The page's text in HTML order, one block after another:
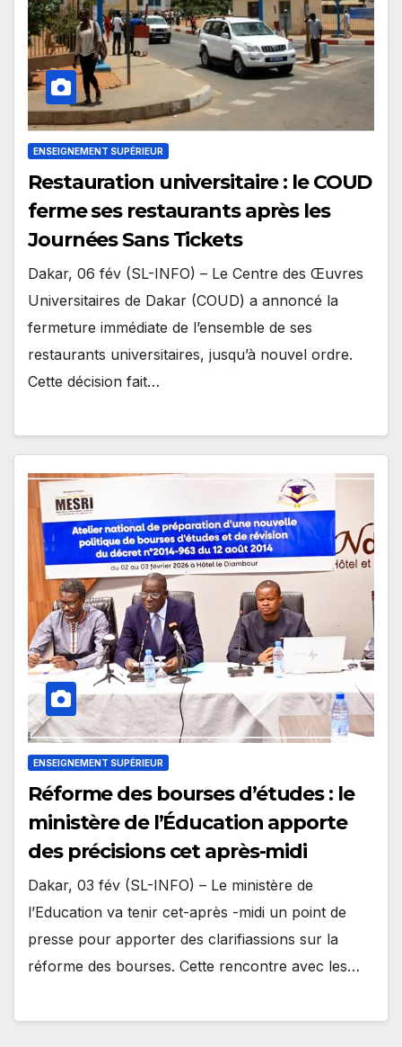
ENSEIGNEMENT SUPÉRIEUR
Restauration universitaire : le COUD
ferme ses restaurants après les
Journées Sans Tickets
Dakar, 06 fév (SL-INFO) – Le Centre des Œuvres
Universitaires de Dakar (COUD) a annoncé la
fermeture immédiate de l’ensemble de ses
restaurants universitaires, jusqu’à nouvel ordre.
Cette décision fait…
ENSEIGNEMENT SUPÉRIEUR
Réforme des bourses d’études : le
ministère de l’Éducation apporte
des précisions cet après-midi
Dakar, 03 fév (SL-INFO) – Le ministère de
l’Education va tenir cet-après -midi un point de
presse pour apporter des clarifiassions sur la
réforme des bourses. Cette rencontre avec les…